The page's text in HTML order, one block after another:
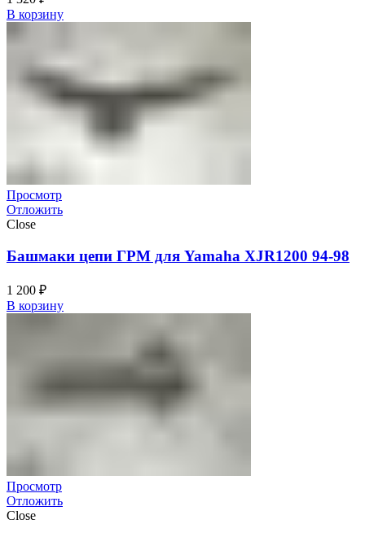
В корзину
Просмотр
Отложить
Close
Башмаки цепи ГРМ для Yamaha XJR1200 94-98
1 200 ₽
В корзину
Просмотр
Отложить
Close